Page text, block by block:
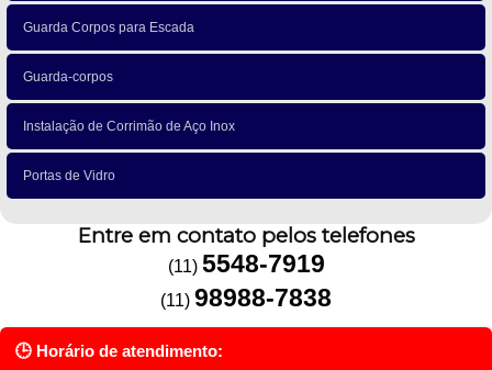
Guarda Corpos para Escada
Guarda-corpos
Instalação de Corrimão de Aço Inox
Portas de Vidro
Entre em contato pelos telefones
(11) 5548-7919
(11) 98988-7838